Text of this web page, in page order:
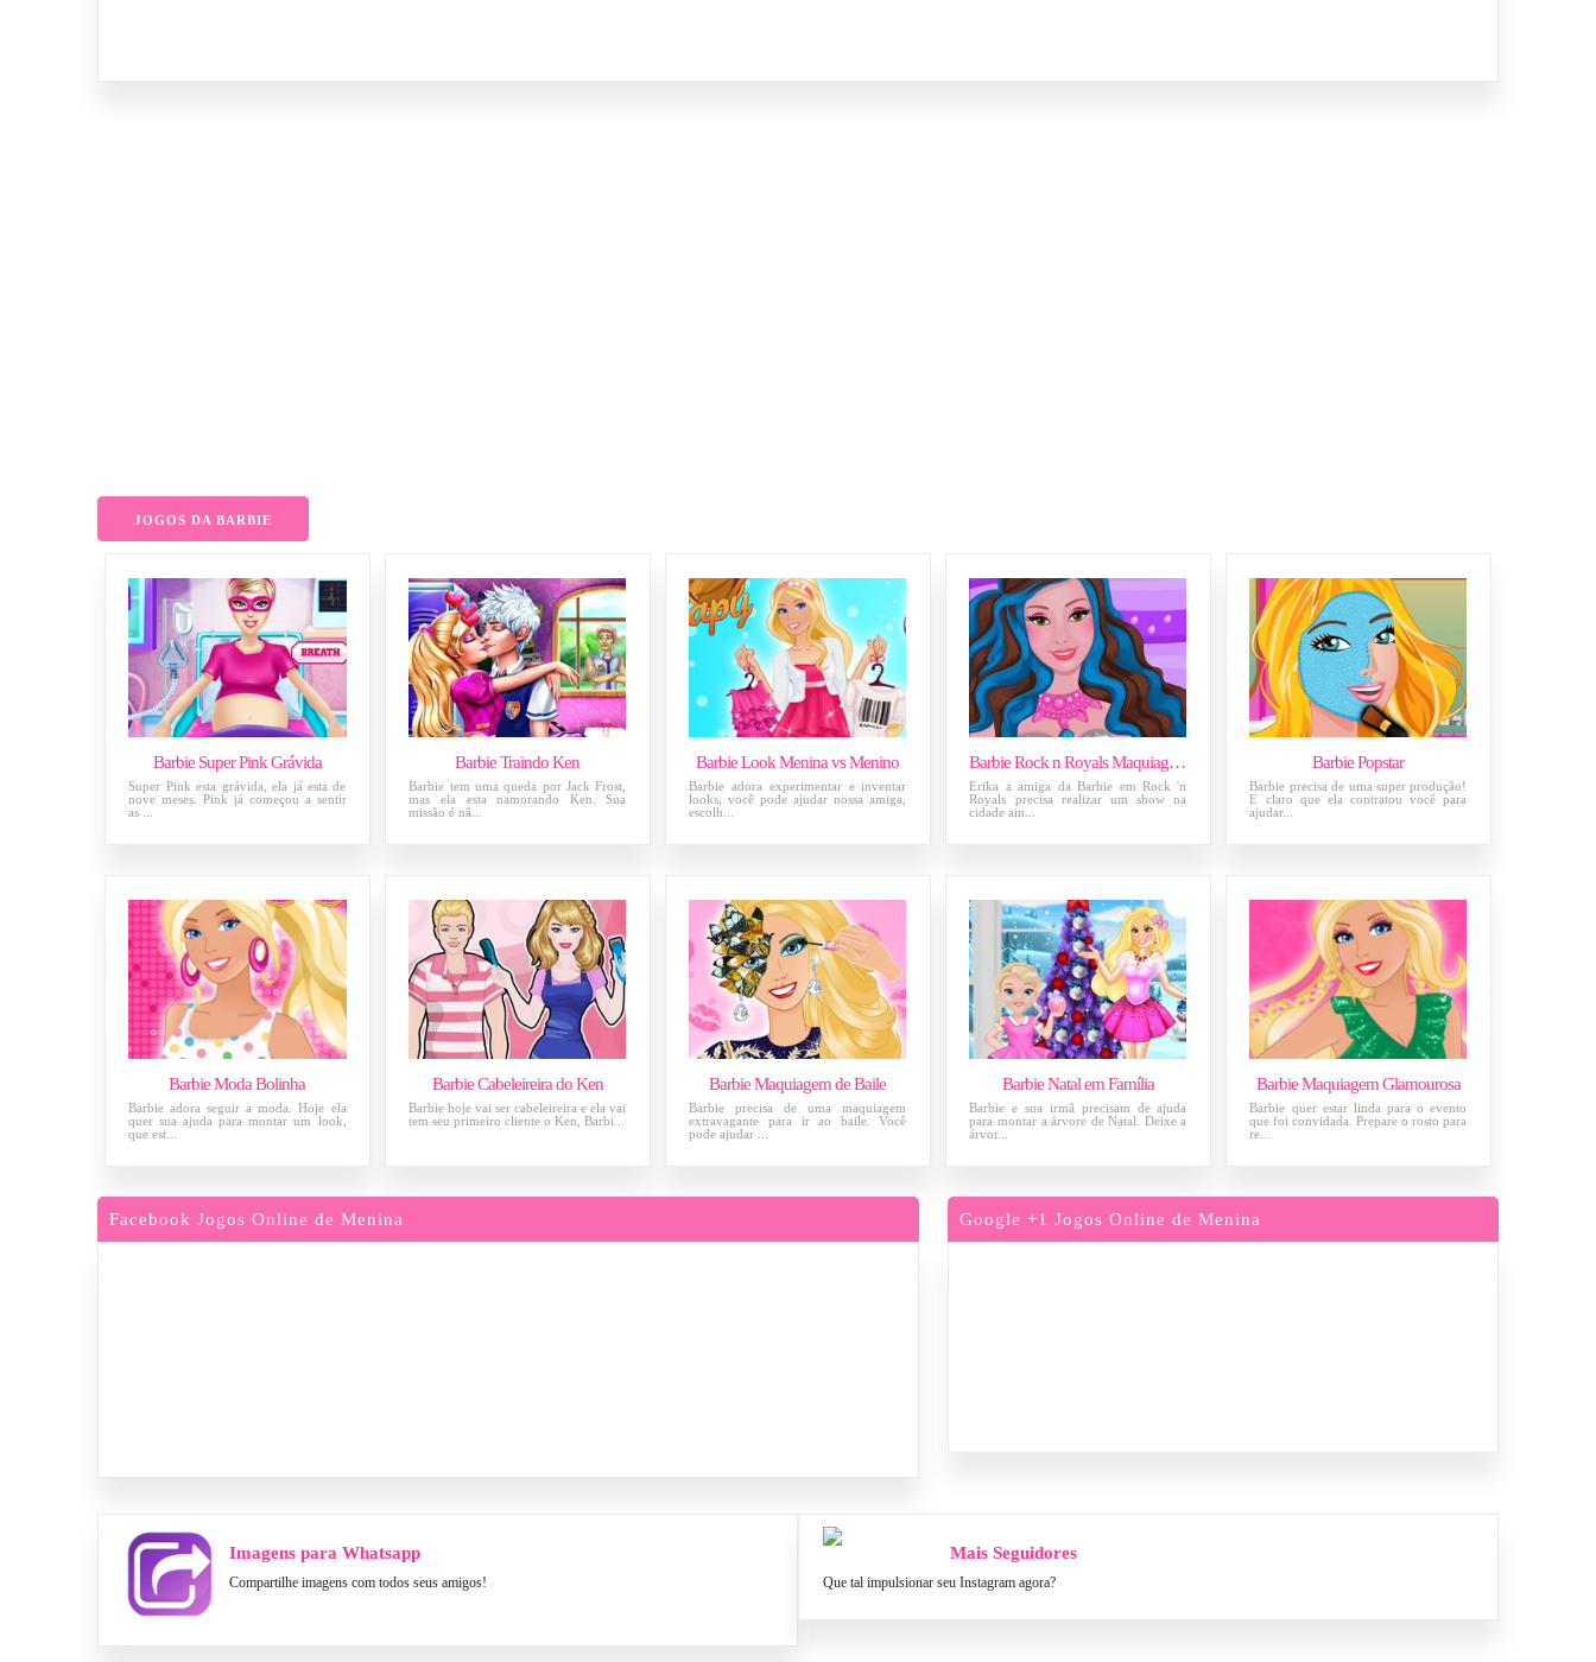
JOGOS DA BARBIE
Barbie Super Pink Grávida
Super Pink esta grávida, ela já esta de
nove meses. Pink já começou a sentir
as ...
Barbie Traindo Ken
Barbie tem uma queda por Jack Frost,
mas ela esta namorando Ken. Sua
missão é nã...
Barbie Look Menina vs Menino
Barbie adora experimentar e inventar
looks, você pode ajudar nossa amiga,
escolh...
Barbie Rock n Royals Maquiagem da Erika
Erika a amiga da Barbie em Rock 'n
Royals precisa realizar um show na
cidade ain...
Barbie Popstar
Barbie precisa de uma super produção!
E claro que ela contratou você para
ajudar...
Barbie Moda Bolinha
Barbie adora seguir a moda. Hoje ela
quer sua ajuda para montar um look,
que est...
Barbie Cabeleireira do Ken
Barbie hoje vai ser cabeleireira e ela vai
tem seu primeiro cliente o Ken, Barbi...
Barbie Maquiagem de Baile
Barbie precisa de uma maquiagem
extravagante para ir ao baile. Você
pode ajudar ...
Barbie Natal em Família
Barbie e sua irmã precisam de ajuda
para montar a árvore de Natal. Deixe a
árvor...
Barbie Maquiagem Glamourosa
Barbie quer estar linda para o evento
que foi convidada. Prepare o rosto para
re...
Facebook Jogos Online de Menina Google +1 Jogos Online de Menina
Imagens para Whatsapp
Compartilhe imagens com todos seus amigos!
Mais Seguidores
Que tal impulsionar seu Instagram agora?